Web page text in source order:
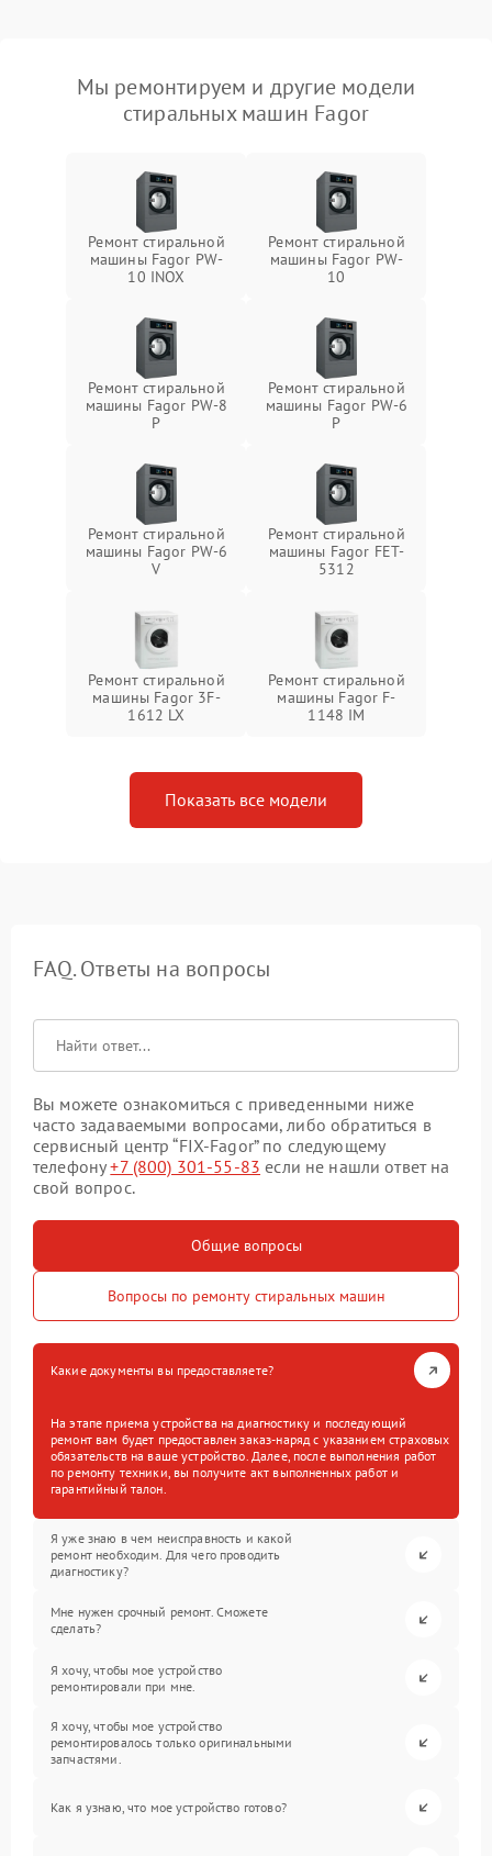
Мы ремонтируем и другие модели
стиральных машин Fagor
Ремонт стиральной
машины Fagor PW-
10 INOX
Ремонт стиральной
машины Fagor PW-
10
Ремонт стиральной
машины Fagor PW-8
P
Ремонт стиральной
машины Fagor PW-6
P
Ремонт стиральной
машины Fagor PW-6
V
Ремонт стиральной
машины Fagor FET-
5312
Ремонт стиральной
машины Fagor 3F-
1612 LX
Ремонт стиральной
машины Fagor F-
1148 IM
Показать все модели
FAQ. Ответы на вопросы
Вы можете ознакомиться с приведенными ниже
часто задаваемыми вопросами, либо обратиться в
сервисный центр “FIX-Fagor” по следующему
телефону+7 (800) 301-55-83 если не нашли ответ на
свой вопрос.
Общие вопросы
Вопросы по ремонту стиральных машин
Какие документы вы предоставляете?
На этапе приема устройства на диагностику и последующий
ремонт вам будет предоставлен заказ-наряд с указанием страховых
обязательств на ваше устройство. Далее, после выполнения работ
по ремонту техники, вы получите акт выполненных работ и
гарантийный талон.
Я уже знаю в чем неисправность и какой
ремонт необходим. Для чего проводить
диагностику?
Мне нужен срочный ремонт. Сможете
сделать?
Я хочу, чтобы мое устройство
ремонтировали при мне.
Я хочу, чтобы мое устройство
ремонтировалось только оригинальными
запчастями.
Как я узнаю, что мое устройство готово?